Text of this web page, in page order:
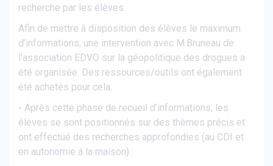
recherche par les élèves.
Afin de mettre à disposition des élèves le maximum
d’informations, une intervention avec M.Bruneau de
l‘association EDVO sur la géopolitique des drogues a
été organisée. Des ressources/outils ont également
été achetés pour cela.
- Après cette phase de recueil d’informations, les
élèves se sont positionnés sur des thèmes précis et
ont effectué des recherches approfondies (au CDI et
en autonomie à la maison).